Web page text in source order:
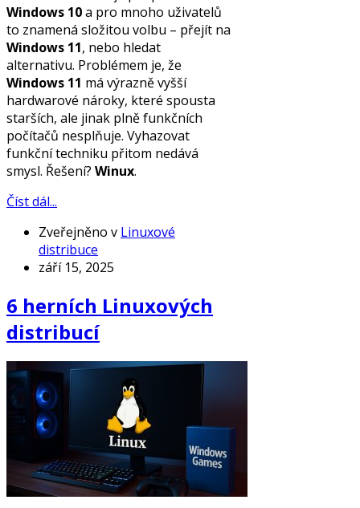
Windows 10a pro mnoho uživatelů
to znamená složitou volbu – přejít na
Windows 11, nebo hledat
alternativu. Problémem je, že
Windows 11 má výrazně vyšší
hardwarové nároky, které spousta
starších, ale jinak plně funkčních
počítačů nesplňuje. Vyhazovat
funkční techniku přitom nedává
smysl. Řešení? Winux.
Číst dál...
Zveřejněno v Linuxové
distribuce
září 15, 2025
6 herních Linuxových
distribucí